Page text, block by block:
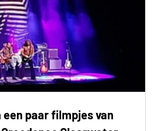
paar filmpjes van